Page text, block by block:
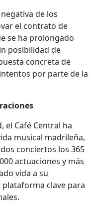
de los
el contrato de
se ha prolongado
posibilidad de
concreta de
por parte de la
el Café Central ha
musical madrileña,
conciertos los 365
actuaciones y más
vida a su
clave para